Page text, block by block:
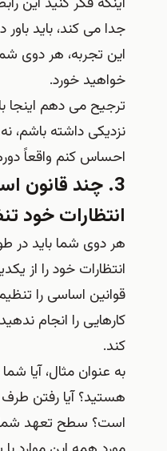
جدا می کند، باید
این تجربه، هر دوی
خواهید خورد.
ترجیح می‌ دهم اینجا
نزدیکی داشته باشم،
احساس کنم واقعاً
3. چند قانون
انتظارات خود
هر دوی شما باید در
انتظارات خود را از
قوانین اساسی را
کارهایی را انجام
کند.
به عنوان مثال، آیا
هستید؟ آیا رفتن
است؟ سطح تعهد